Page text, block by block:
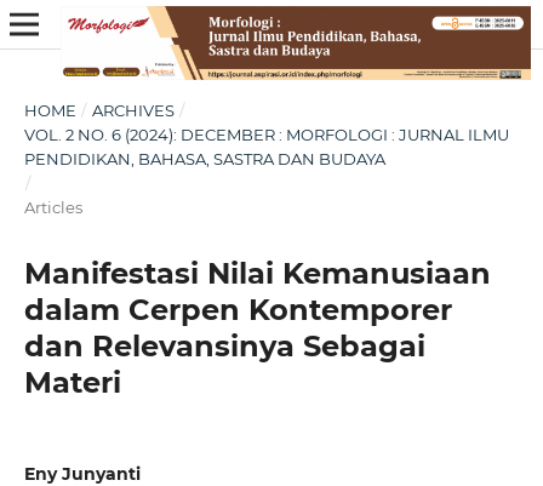
HOME / ARCHIVES /
VOL. 2 NO. 6 (2024): DECEMBER : MORFOLOGI : JURNAL ILMU
PENDIDIKAN, BAHASA, SASTRA DAN BUDAYA
/
Articles
Manifestasi Nilai Kemanusiaan
dalam Cerpen Kontemporer
dan Relevansinya Sebagai
Materi
Eny Junyanti